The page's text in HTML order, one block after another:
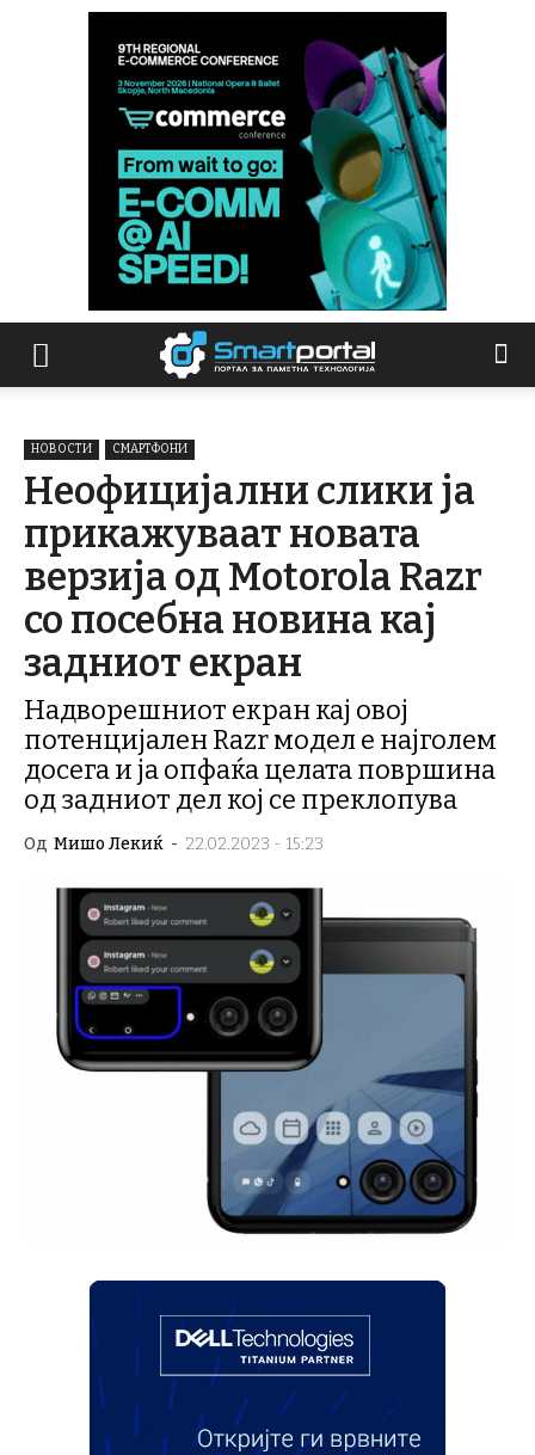
НОВОСТИ СМАРТФОНИ
Неофицијални слики ја
прикажуваат новата
верзија од Motorola Razr
со посебна новина кај
задниот екран
Надворешниот екран кај овој
потенцијален Razr модел е најголем
досега и ја опфаќа целата површина
од задниот дел кој се преклопува
Од Мишо Лекиќ - 22.02.2023 - 15:23